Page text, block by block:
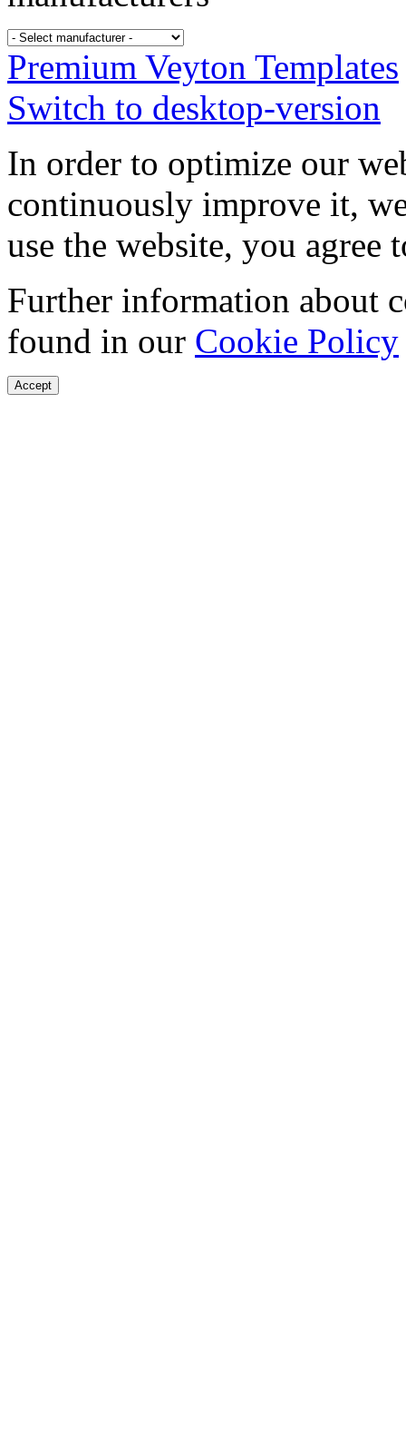
Premium Veyton Templates
Switch to desktop-version
In order to optimize our
continuously improve it,
use the website, you agree
Further information about
found in our Cookie Policy
Accept